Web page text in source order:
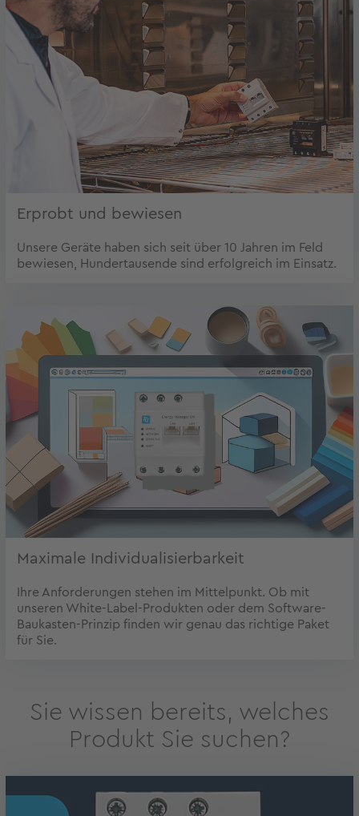
Erprobt und bewiesen
Unsere Geräte haben sich seit über 10 Jahren im Feld
bewiesen, Hundertausende sind erfolgreich im Einsatz.
Maximale Individualisierbarkeit
Ihre Anforderungen stehen im Mittelpunkt. Ob mit
unseren White-Label-Produkten oder dem Software-
Baukasten-Prinzip finden wir genau das richtige Paket
für Sie.
Sie wissen bereits, welches
Produkt Sie suchen?